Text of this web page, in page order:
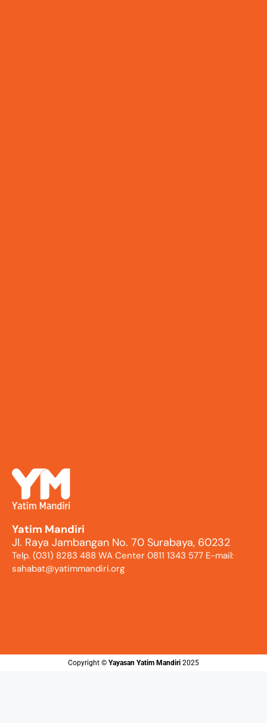
Yatim Mandiri
Jl. Raya Jambangan No. 70 Surabaya, 60232
Telp. (031) 8283 488 WA Center 0811 1343 577 E-mail:
sahabat@yatimmandiri.org
Copyright ©️ Yayasan Yatim Mandiri 2025